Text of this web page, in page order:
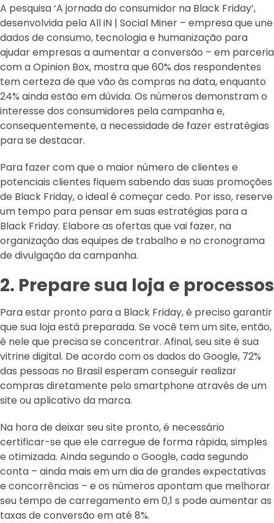
A pesquisa ‘A jornada do consumidor na Black Friday’,
desenvolvida pela All iN | Social Miner – empresa que une
dados de consumo, tecnologia e humanização para
ajudar empresas a aumentar a conversão – em parceria
com a Opinion Box, mostra que 60% dos respondentes
tem certeza de que vão às compras na data, enquanto
24% ainda estão em dúvida. Os números demonstram o
interesse dos consumidores pela campanha e,
consequentemente, a necessidade de fazer estratégias
para se destacar.
Para fazer com que o maior número de clientes e
potenciais clientes fiquem sabendo das suas promoções
de Black Friday, o ideal é começar cedo. Por isso, reserve
um tempo para pensar em suas estratégias para a
Black Friday. Elabore as ofertas que vai fazer, na
organização das equipes de trabalho e no cronograma
de divulgação da campanha.
2. Prepare sua loja e processos
Para estar pronto para a Black Friday, é preciso garantir
que sua loja está preparada. Se você tem um site, então,
é nele que precisa se concentrar. Afinal, seu site é sua
vitrine digital. De acordo com os dados do Google, 72%
das pessoas no Brasil esperam conseguir realizar
compras diretamente pelo smartphone através de um
site ou aplicativo da marca.
Na hora de deixar seu site pronto, é necessário
certificar-se que ele carregue de forma rápida, simples
e otimizada. Ainda segundo o Google, cada segundo
conta – ainda mais em um dia de grandes expectativas
e concorrências – e os números apontam que melhorar
seu tempo de carregamento em 0,1 s pode aumentar as
taxas de conversão em até 8%.